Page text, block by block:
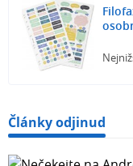
Články odjinud